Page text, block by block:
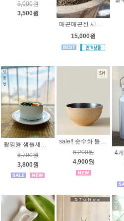
5,000원
3,500원
매끈매끈한 세라믹 괄사 - 도자기괄사
15,000원
6,700원
3,800원
6,200원
4,900원